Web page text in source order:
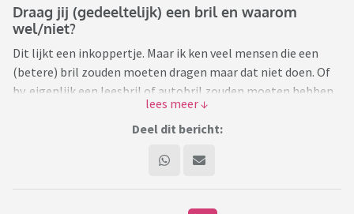
Draag jij (gedeeltelijk) een bril en waarom
wel/niet?
Dit lijkt een inkoppertje. Maar ik ken veel mensen die een
(betere) bril zouden moeten dragen maar dat niet doen. Of
bv. eigenlijk een leesbril of autobril zouden moeten hebben.
Of juist andersom: mensen die een bril dragen uit 'luxe', niet
omdat het écht noodzakelijk is.
Dus, draag jij een bril en zo ja, wanneer (alleen in de auto,
alleen met lezen, altijd) en waarom (niet)?
Deel dit bericht: